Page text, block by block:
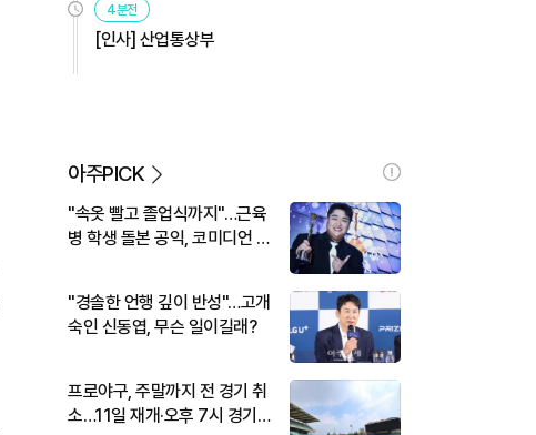
4분전
[인사] 산업통상부
아주PICK
"속옷 빨고 졸업식까지"…근육
병 학생 돌본 공익, 코미디언 김
"경솔한 언행 깊이 반성"…고개
숙인 신동엽, 무슨 일이길래?
프로야구, 주말까지 전 경기 취
소…11일 재개·오후 7시 경기